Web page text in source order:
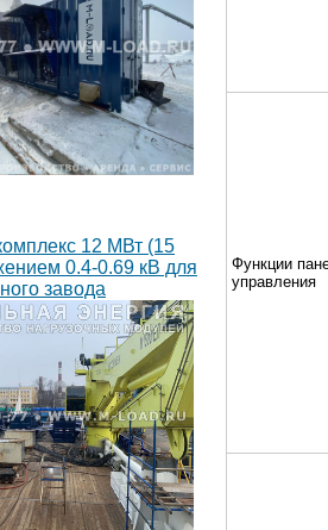
12 МВт (15
0.4-0.69 кВ для
завода
Функции
управления